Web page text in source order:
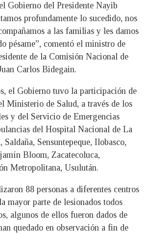
Gobierno del Presidente Nayib
profundamente lo sucedido, nos
a las familias y les damos
pésame”, comentó el ministro de
de la Comisión Nacional de
Carlos Bidegain.
el Gobierno tuvo la participación de
Ministerio de Salud, a través de los
y del Servicio de Emergencias
del Hospital Nacional de La
Sensuntepeque, Ilobasco,
Bloom, Zacatecoluca,
Metropolitana, Usulután.
88 personas a diferentes centros
mayor parte de lesionados todos
algunos de ellos fueron dados de
quedado en observación a fin de